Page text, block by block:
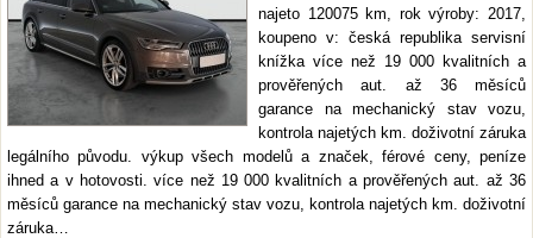
najeto 120075 km, rok výroby: 2017,
koupeno v: česká republika servisní
knížka více než 19 000 kvalitních a
prověřených aut. až 36 měsíců
garance na mechanický stav vozu,
kontrola najetých km. doživotní záruka
legálního původu. výkup všech modelů a značek, férové ceny, peníze
ihned a v hotovosti. více než 19 000 kvalitních a prověřených aut. až 36
měsíců garance na mechanický stav vozu, kontrola najetých km. doživotní
záruka…